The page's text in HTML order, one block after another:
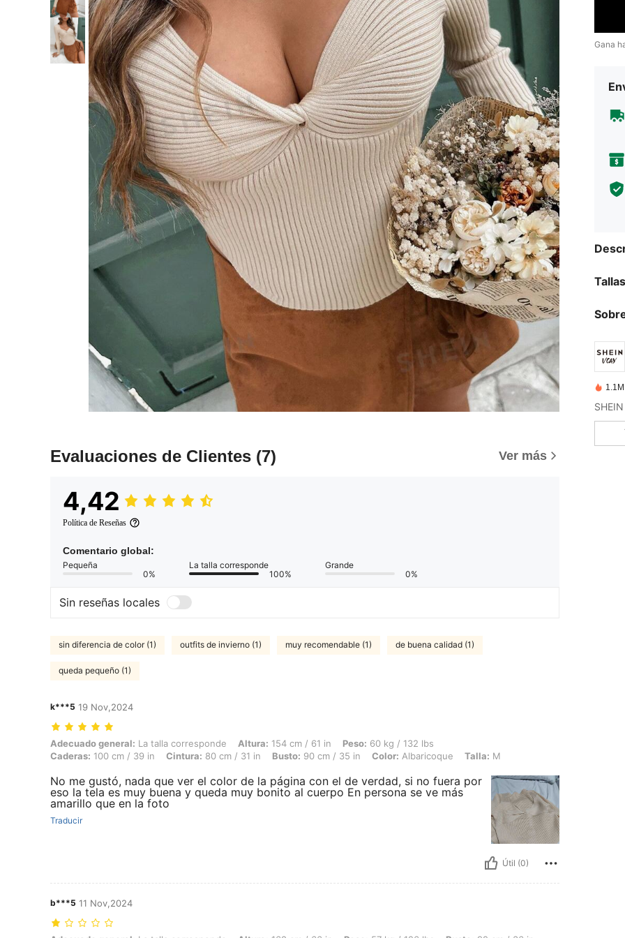
Evaluaciones de Clientes (7) Ver más
4,42
Política de Reseñas
Comentario global:
Pequeña
0%
La talla corresponde
100%
Grande
0%
Sin reseñas locales
sin diferencia de color (1) outfits de invierno (1) muy recomendable (1) de buena calidad (1)
queda pequeño (1)
k***5 19 Nov,2024
Adecuado general: La talla corresponde, Altura: 154 cm / 61 in, Peso: 60 kg / 132 lbs, Caderas: 100 cm / 39 in, Cintura: 80 cm / 31 in, Busto: 90 cm /
Adecuado general: La talla corresponde Altura: 154 cm / 61 in Peso: 60 kg / 132 lbs
Caderas: 100 cm / 39 in Cintura: 80 cm / 31 in Busto: 90 cm / 35 in Color: Albaricoque Talla: M
No me gustó, nada que ver el color de la página con el de verdad, si no fuera por
eso la tela es muy buena y queda muy bonito al cuerpo En persona se ve más
amarillo que en la foto
Traducir
Útil (0)
b***5 11 Nov,2024
Gana